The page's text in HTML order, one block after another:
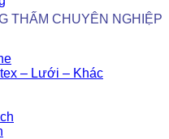
THẤM CHUYÊN NGHIỆP
– Lưới – Khác